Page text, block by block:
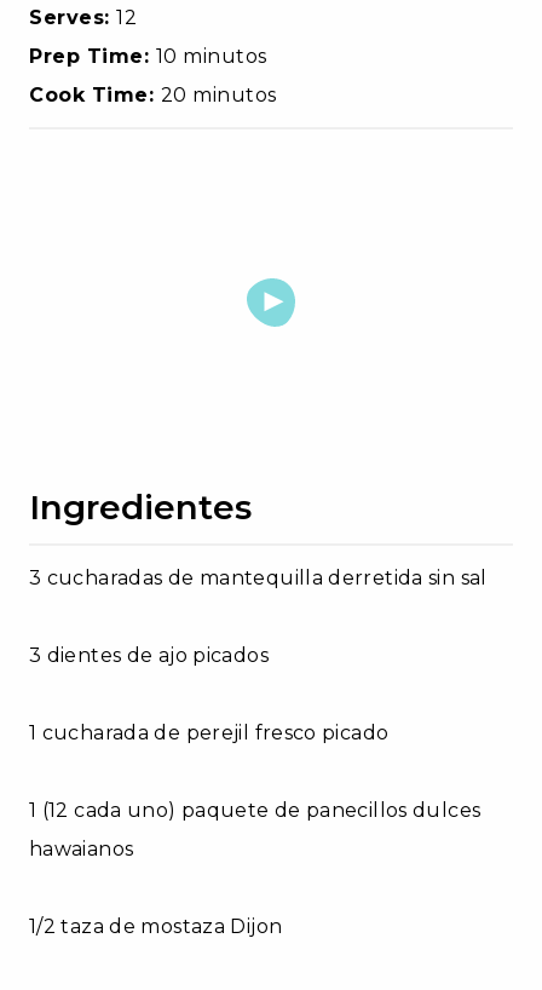
Serves: 12
Prep Time: 10 minutos
Cook Time: 20 minutos
Ingredientes
3 cucharadas de mantequilla derretida sin sal
3 dientes de ajo picados
1 cucharada de perejil fresco picado
1 (12 cada uno) paquete de panecillos dulces
hawaianos
1/2 taza de mostaza Dijon